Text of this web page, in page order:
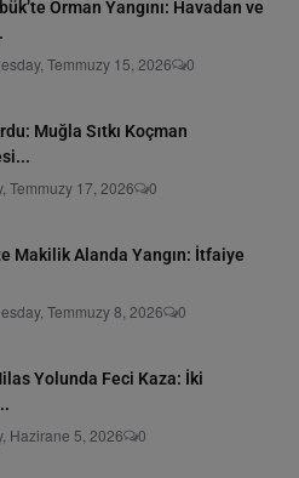
Orman Yangını: Havadan ve
Temmuzy 15, 2026 0
Muğla Sıtkı Koçman
Temmuzy 17, 2026 0
Makilik Alanda Yangın: İtfaiye
Temmuzy 8, 2026 0
Yolunda Feci Kaza: İki
Hazirane 5, 2026 0